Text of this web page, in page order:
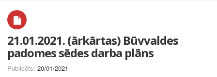
21.01.2021. (ārkārtas) Būvvaldes
padomes sēdes darba plāns
Publicēts: 20/01/2021